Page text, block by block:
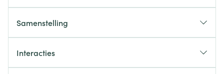
gastro-intestinale krampen
pijnlijke menstruatie
Samenstelling
Interacties